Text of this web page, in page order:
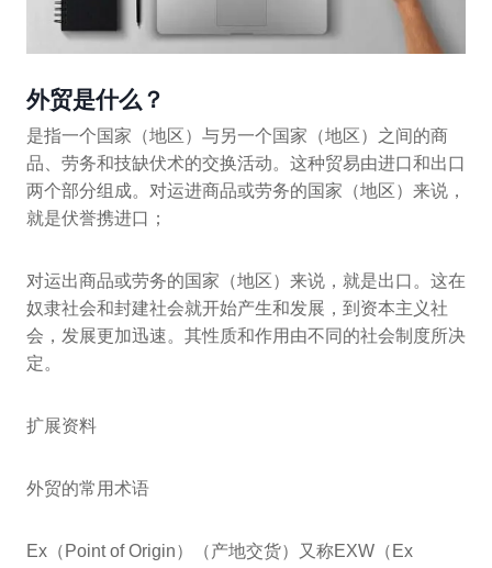
外贸是什么？
是指一个国家（地区）与另一个国家（地区）之间的商
品、劳务和技缺伏术的交换活动。这种贸易由进口和出口
两个部分组成。对运进商品或劳务的国家（地区）来说，
就是伏誉携进口；
对运出商品或劳务的国家（地区）来说，就是出口。这在
奴隶社会和封建社会就开始产生和发展，到资本主义社
会，发展更加迅速。其性质和作用由不同的社会制度所决
定。
扩展资料
外贸的常用术语
Ex（Point of Origin）（产地交货）又称EXW（Ex